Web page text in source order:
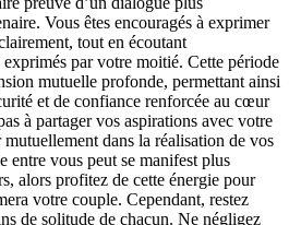
Vous êtes encouragés à exprimer
tout en écoutant
par votre moitié. Cette période
mutuelle profonde, permettant ainsi
et de confiance renforcée au cœur
à partager vos aspirations avec votre
dans la réalisation de vos
entre vous peut se manifest plus
alors profitez de cette énergie pour
votre couple. Cependant, restez
de solitude de chacun. Ne négligez